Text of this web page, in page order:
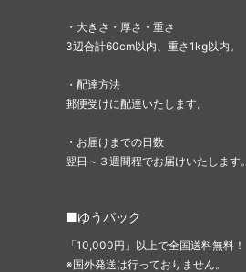
・大きさ・厚さ・重さ
3辺合計60cm以内、重さ1kg以内。
・配達方法
郵便受けに配達いたします。
・お届けまでの日数
翌日～３週間程でお届けいたします。
■ゆうパック
「10,000円」以上で全国送料無料！
※国外発送は行っておりません。